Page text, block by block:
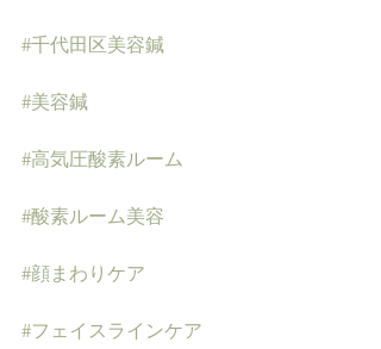
#千代田区美容鍼
#美容鍼
#高気圧酸素ルーム
#酸素ルーム美容
#顔まわりケア
#フェイスラインケア